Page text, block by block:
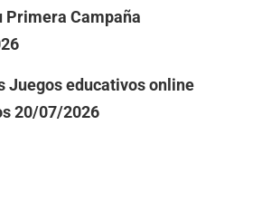
Primera Campaña
Juegos educativos online
20/07/2026